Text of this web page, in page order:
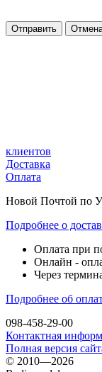
Отправить
клиентов
Доставка
Оплата
Новой Почтой по
Подробнее о
Оплата при
Онлайн -
Через
Подробнее об
098-458-29-00
Контактная
Полная версия
© 2010—2026